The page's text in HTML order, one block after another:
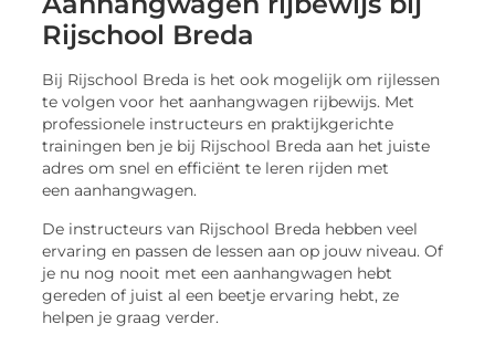
Rijschool Breda
Bij Rijschool Breda is het ook mogelijk om rijlessen
te volgen voor het aanhangwagen rijbewijs. Met
professionele instructeurs en praktijkgerichte
trainingen ben je bij Rijschool Breda aan het juiste
adres om snel en efficiënt te leren rijden met
een aanhangwagen.
De instructeurs van Rijschool Breda hebben veel
ervaring en passen de lessen aan op jouw niveau. Of
je nu nog nooit met een aanhangwagen hebt
gereden of juist al een beetje ervaring hebt, ze
helpen je graag verder.